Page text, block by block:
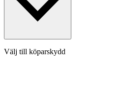
Välj till köparskydd